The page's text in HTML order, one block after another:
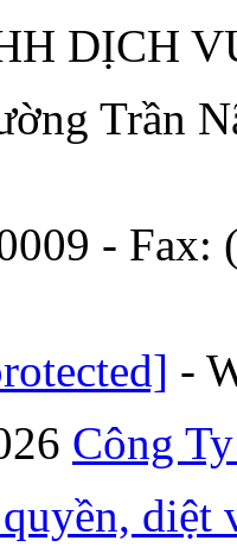
DỊCH
Trần
-
-
Công
diệt